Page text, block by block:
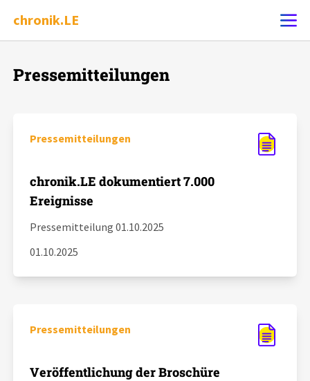
chronik.LE
Ereignis melden
Leipziger Zustände
Aktuelles
Über uns
Pressemitteilungen
Pressemitteilungen
chronik.LE dokumentiert 7.000
Ereignisse
Pressemitteilung 01.10.2025
01.10.2025
Pressemitteilungen
Veröffentlichung der Broschüre